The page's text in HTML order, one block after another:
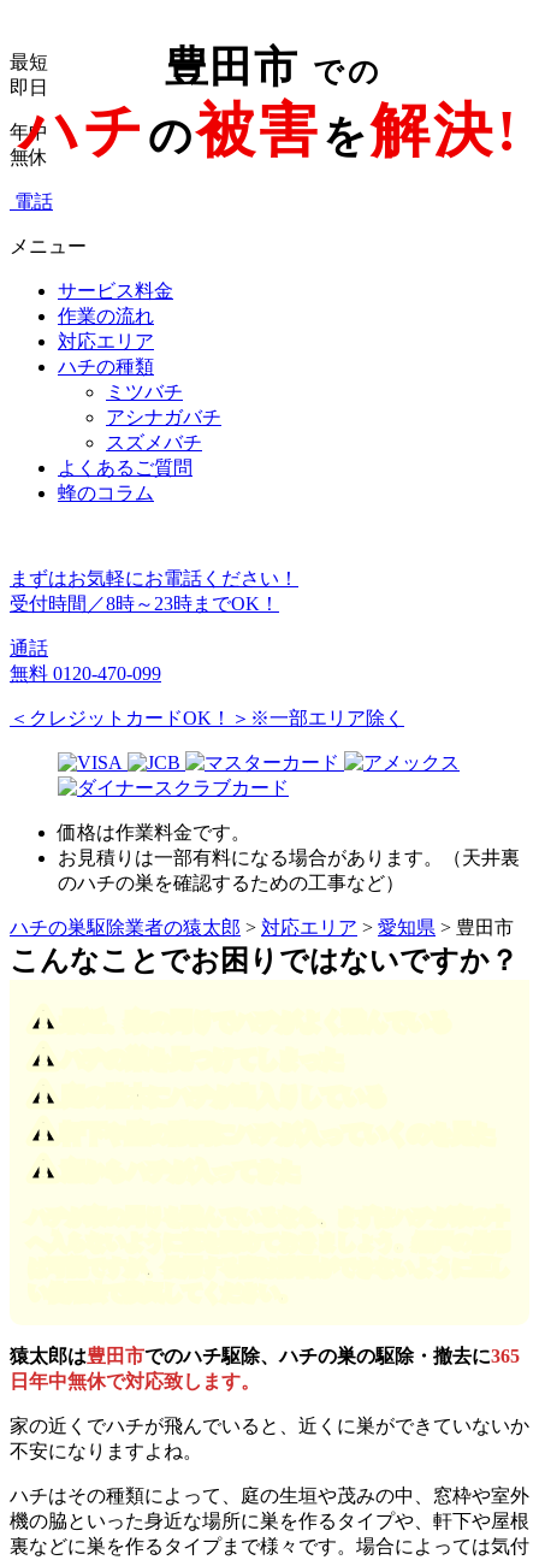
最短
即日
年中
無休
電話
メニュー
サービス料金
作業の流れ
対応エリア
ハチの種類
ミツバチ
アシナガバチ
スズメバチ
よくあるご質問
蜂のコラム
豊田市 での
ハチ の被害を解決!
まずはお気軽にお電話ください！
受付時間／8時～23時までOK！
通話
無料 0120-470-099
＜クレジットカードOK！＞※一部エリア除く
価格は作業料金です。
お見積りは一部有料になる場合があります。（天井裏
のハチの巣を確認するための工事など）
ハチの巣駆除業者の猿太郎 > 対応エリア > 愛知県 > 豊田市
こんなことでお困りではないですか？
庭の植木にハチが出入りしている
猿太郎は豊田市でのハチ駆除、ハチの巣の駆除・撤去に365
日年中無休で対応致します。
家の近くでハチが飛んでいると、近くに巣ができていないか
不安になりますよね。
ハチはその種類によって、庭の生垣や茂みの中、窓枠や室外
機の脇といった身近な場所に巣を作るタイプや、軒下や屋根
裏などに巣を作るタイプまで様々です。場合によっては気付